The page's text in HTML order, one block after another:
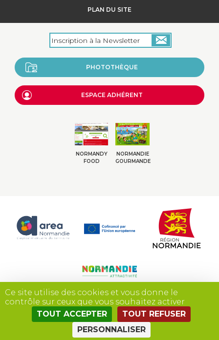
PLAN DU SITE
PHOTOTHÈQUE
ESPACE ADHÉRENT
NORMANDY
FOOD
NORMANDIE
GOURMANDE
Site réalisé par
Ce site utilise des cookies et vous donne le
contrôle sur ceux que vous souhaitez activer
TOUT ACCEPTER
TOUT REFUSER
PERSONNALISER